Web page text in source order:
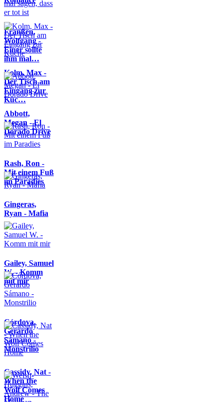
Franßen,
Wolfgang -
Einer sollte
ihm mal…
Kolm, Max -
Der Tisch am
Eingang zur
Küc…
Abbott,
Megan - El
Dorado Drive
Rash, Ron -
Mit einem Fuß
im Paradies
Gingeras,
Ryan - Mafia
Gailey, Samuel
W. - Komm
mit mir
Córdova,
Gerardo
Sámano -
Monstrilio
Cassidy, Nat -
When the
Wolf Comes
Home